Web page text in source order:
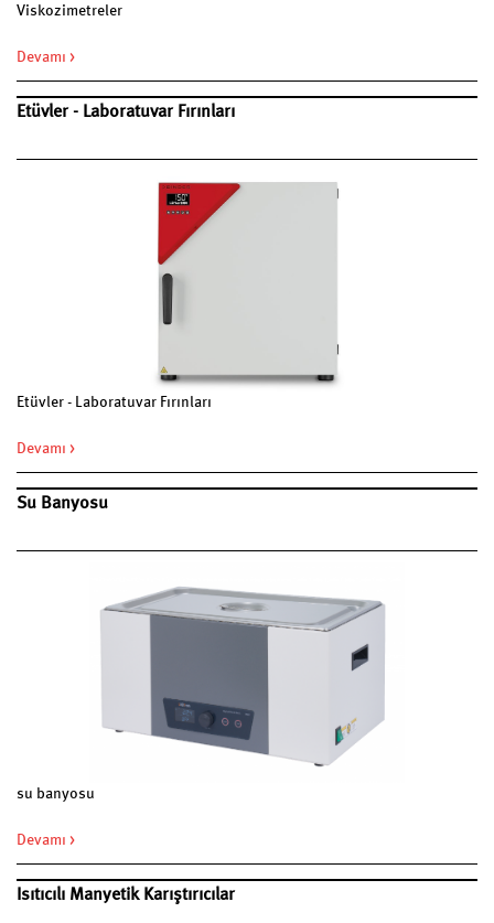
Viskozimetreler
Devamı >
Etüvler - Laboratuvar Fırınları
Etüvler - Laboratuvar Fırınları
Devamı >
Su Banyosu
su banyosu
Devamı >
Isıtıcılı Manyetik Karıştırıcılar